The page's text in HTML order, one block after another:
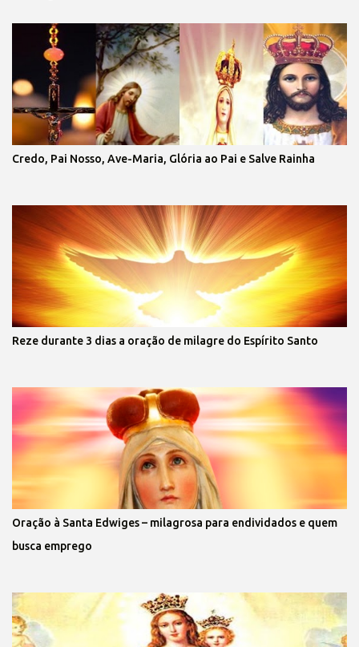
Credo, Pai Nosso, Ave-Maria, Glória ao Pai e Salve Rainha
Reze durante 3 dias a oração de milagre do Espírito Santo
Oração à Santa Edwiges – milagrosa para endividados e quem
busca emprego